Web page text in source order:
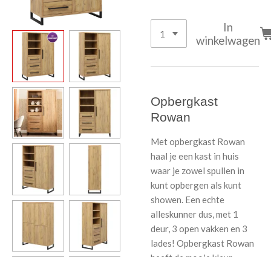
In
winkelwagen
Opbergkast
Rowan
Met opbergkast Rowan
haal je een kast in huis
waar je zowel spullen in
kunt opbergen als kunt
showen. Een echte
alleskunner dus, met 1
deur, 3 open vakken en 3
lades! Opbergkast Rowan